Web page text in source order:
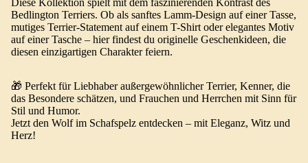
Diese Kollektion spielt mit dem faszinierenden Kontrast des
Bedlington Terriers. Ob als sanftes Lamm-Design auf einer Tasse,
mutiges Terrier-Statement auf einem T-Shirt oder elegantes Motiv
auf einer Tasche – hier findest du originelle Geschenkideen, die
diesen einzigartigen Charakter feiern.
🎁 Perfekt für Liebhaber außergewöhnlicher Terrier, Kenner, die
das Besondere schätzen, und Frauchen und Herrchen mit Sinn für
Stil und Humor.
Jetzt den Wolf im Schafspelz entdecken – mit Eleganz, Witz und
Herz!